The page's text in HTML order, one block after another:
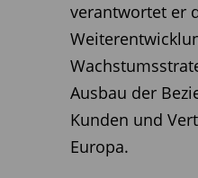
verantwortet er
Ausbau der
Kunden und
Europa.